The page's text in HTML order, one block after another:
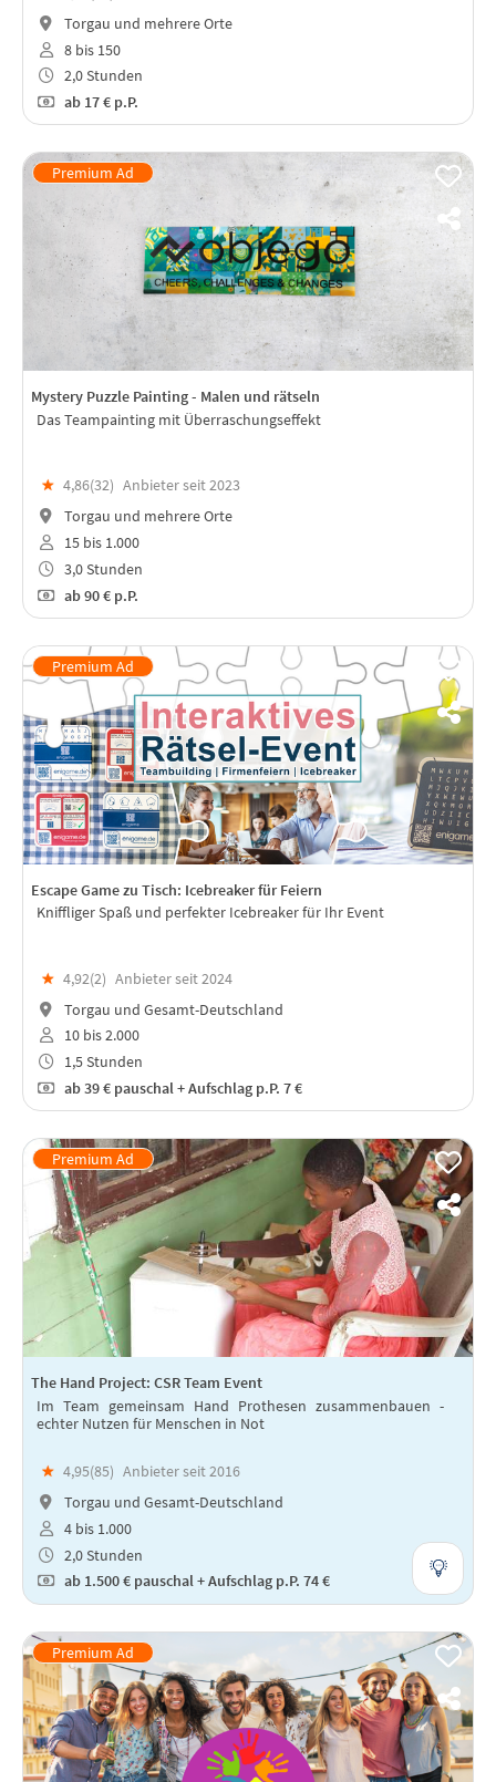
Torgau und mehrere Orte
8 bis 150
2,0 Stunden
ab17 € p.P.
Mystery Puzzle Painting - Malen und rätseln
Das Teampainting mit Überraschungseffekt
★ 4,86(32) Anbieter seit 2023
Torgau und mehrere Orte
15 bis 1.000
3,0 Stunden
ab90 € p.P.
Escape Game zu Tisch: Icebreaker für Feiern
Kniffliger Spaß und perfekter Icebreaker für Ihr Event
★ 4,92(2) Anbieter seit 2024
Torgau und Gesamt-Deutschland
10 bis 2.000
1,5 Stunden
ab39 € pauschal + Aufschlag p.P. 7 €
The Hand Project: CSR Team Event
Im Team gemeinsam Hand Prothesen zusammenbauen -
echter Nutzen für Menschen in Not
★ 4,95(85) Anbieter seit 2016
Torgau und Gesamt-Deutschland
4 bis 1.000
2,0 Stunden
ab1.500 € pauschal + Aufschlag p.P. 74 €